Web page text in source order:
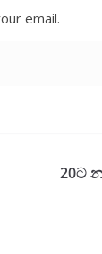
email.
20ට